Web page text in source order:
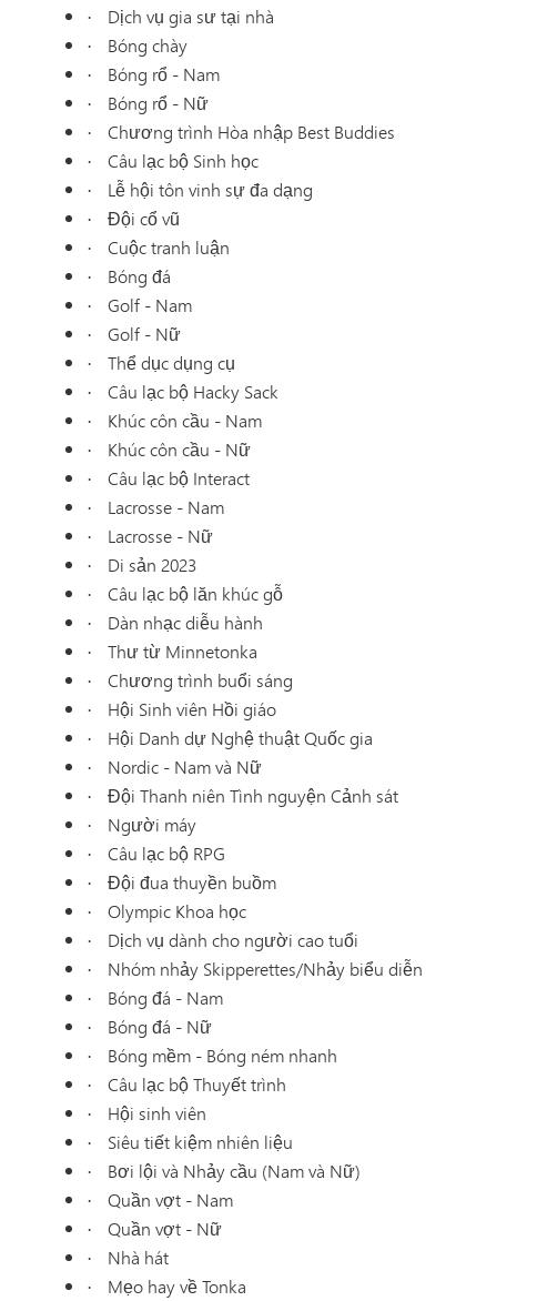
· Dịch vụ gia sư tại nhà
· Bóng chày
· Bóng rổ - Nam
· Bóng rổ - Nữ
· Chương trình Hòa nhập Best Buddies
· Câu lạc bộ Sinh học
· Lễ hội tôn vinh sự đa dạng
· Đội cổ vũ
· Cuộc tranh luận
· Bóng đá
· Golf - Nam
· Golf - Nữ
· Thể dục dụng cụ
· Câu lạc bộ Hacky Sack
· Khúc côn cầu - Nam
· Khúc côn cầu - Nữ
· Câu lạc bộ Interact
· Lacrosse - Nam
· Lacrosse - Nữ
· Di sản 2023
· Câu lạc bộ lăn khúc gỗ
· Dàn nhạc diễu hành
· Thư từ Minnetonka
· Chương trình buổi sáng
· Hội Sinh viên Hồi giáo
· Hội Danh dự Nghệ thuật Quốc gia
· Nordic - Nam và Nữ
· Đội Thanh niên Tình nguyện Cảnh sát
· Người máy
· Câu lạc bộ RPG
· Đội đua thuyền buồm
· Olympic Khoa học
· Dịch vụ dành cho người cao tuổi
· Nhóm nhảy Skipperettes/Nhảy biểu diễn
· Bóng đá - Nam
· Bóng đá - Nữ
· Bóng mềm - Bóng ném nhanh
· Câu lạc bộ Thuyết trình
· Hội sinh viên
· Siêu tiết kiệm nhiên liệu
· Bơi lội và Nhảy cầu (Nam và Nữ)
· Quần vợt - Nam
· Quần vợt - Nữ
· Nhà hát
· Mẹo hay về Tonka